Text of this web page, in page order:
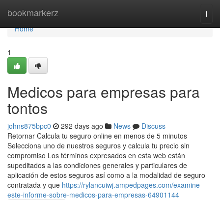
bookmarkerz
Home
Home
1
Medicos para empresas para
tontos
johns875bpc0 292 days ago News
Discuss
Retornar Calcula tu seguro online en menos de 5 minutos
Selecciona uno de nuestros seguros y calcula tu precio sin
compromiso Los términos expresados en esta web están
supeditados a las condiciones generales y particulares de
aplicación de estos seguros así como a la modalidad de seguro
contratada y que https://rylancuiwj.ampedpages.com/examine-
este-informe-sobre-medicos-para-empresas-64901144